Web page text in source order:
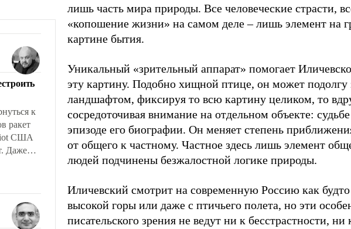
к
ракет
США
Даже
перед
лишь часть мира природы. Все человеческие страсти,
«копошение жизни» на самом деле – лишь элемент на
картине бытия.
Уникальный «зрительный аппарат» помогает
эту картину. Подобно хищной птице, он может подолгу
ландшафтом, фиксируя то всю картину целиком, то
сосредоточивая внимание на отдельном объекте: судьбе
эпизоде его биографии. Он меняет степень
от общего к частному. Частное здесь лишь элемент
людей подчинены безжалостной логике природы.
Иличевский смотрит на современную Россию как
высокой горы или даже с птичьего полета, но эти
писательского зрения не ведут ни к бесстрастности, ни